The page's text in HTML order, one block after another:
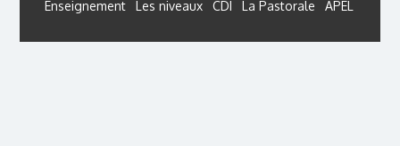
Enseignement
Les niveaux CDI La Pastorale APEL